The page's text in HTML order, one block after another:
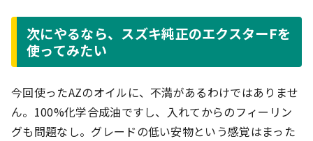
次にやるなら、スズキ純正のエクスターFを
使ってみたい
今回使ったAZのオイルに、不満があるわけではありませ
ん。100%化学合成油ですし、入れてからのフィーリン
グも問題なし。グレードの低い安物という感覚はまった